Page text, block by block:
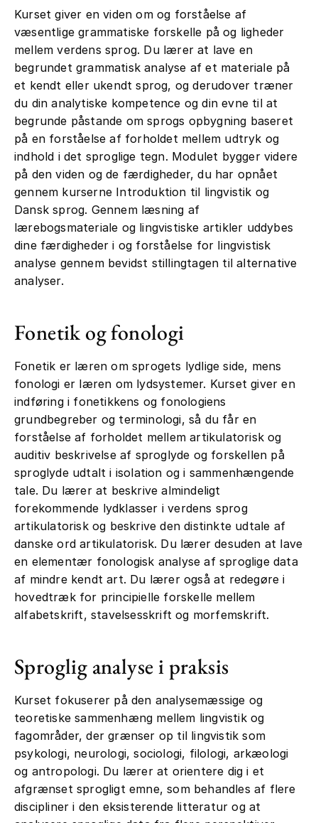
Kurset giver en viden om og forståelse af
væsentlige grammatiske forskelle på og ligheder
mellem verdens sprog. Du lærer at lave en
begrundet grammatisk analyse af et materiale på
et kendt eller ukendt sprog, og derudover træner
du din analytiske kompetence og din evne til at
begrunde påstande om sprogs opbygning baseret
på en forståelse af forholdet mellem udtryk og
indhold i det sproglige tegn. Modulet bygger videre
på den viden og de færdigheder, du har opnået
gennem kurserne Introduktion til lingvistik og
Dansk sprog. Gennem læsning af
lærebogsmateriale og lingvistiske artikler uddybes
dine færdigheder i og forståelse for lingvistisk
analyse gennem bevidst stillingtagen til alternative
analyser.
Fonetik og fonologi
Fonetik er læren om sprogets lydlige side, mens
fonologi er læren om lydsystemer. Kurset giver en
indføring i fonetikkens og fonologiens
grundbegreber og terminologi, så du får en
forståelse af forholdet mellem artikulatorisk og
auditiv beskrivelse af sproglyde og forskellen på
sproglyde udtalt i isolation og i sammenhængende
tale. Du lærer at beskrive almindeligt
forekommende lydklasser i verdens sprog
artikulatorisk og beskrive den distinkte udtale af
danske ord artikulatorisk. Du lærer desuden at lave
en elementær fonologisk analyse af sproglige data
af mindre kendt art. Du lærer også at redegøre i
hovedtræk for principielle forskelle mellem
alfabetskrift, stavelsesskrift og morfemskrift.
Sproglig analyse i praksis
Kurset fokuserer på den analysemæssige og
teoretiske sammenhæng mellem lingvistik og
fagområder, der grænser op til lingvistik som
psykologi, neurologi, sociologi, filologi, arkæologi
og antropologi. Du lærer at orientere dig i et
afgrænset sprogligt emne, som behandles af flere
discipliner i den eksisterende litteratur og at